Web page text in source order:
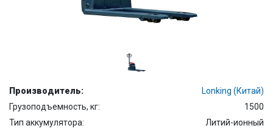
Производитель:
Lonking (Китай)
Грузоподъемность, кг:
1500
Тип аккумулятора:
Литий-ионный